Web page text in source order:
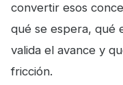
convertir esos
qué se espera, qué
valida el avance y
fricción.